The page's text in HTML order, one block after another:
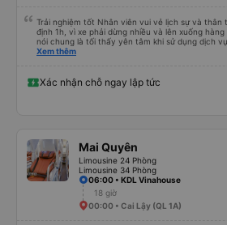
Trải nghiệm tốt Nhân viên vui vẻ lịch sự và thân
định 1h, vì xe phải dừng nhiều và lên xuống
nói chung là tối thấy yên tâm khi sử dụng dịch
hộ và giới thiệu cho người thân sử dụng dịch vụ
Xem thêm
Xác nhận chỗ ngay lập tức
Mai Quyên
Limousine 24 Phòng
Limousine 34 Phòng
06:00 • KDL Vinahouse
18 giờ
00:00 • Cai Lậy (QL 1A)